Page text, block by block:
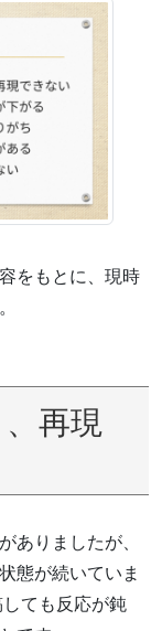
をもとに、現時
再現
ありましたが、
態が続いていま
ても反応が鈍